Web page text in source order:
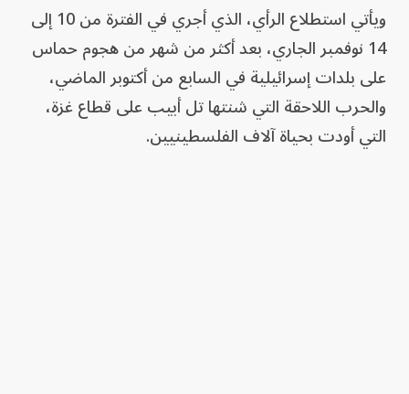
ويأتي استطلاع الرأي، الذي أجري في الفترة من 10 إلى
14 نوفمبر الجاري، بعد أكثر من شهر من هجوم حماس
على بلدات إسرائيلية في السابع من أكتوبر الماضي،
والحرب اللاحقة التي شنتها تل أبيب على قطاع غزة،
التي أودت بحياة آلاف الفلسطينيين.